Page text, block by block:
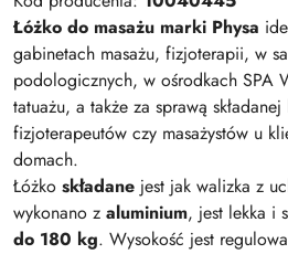
Łóżko do masażu marki Physa
gabinetach masażu, fizjoterapii, w
podologicznych, w ośrodkach SPA
tatuażu, a także za sprawą
fizjoterapeutów czy masażystów u
domach.
Łóżko składane jest jak walizka z
wykonano z aluminium, jest lekka i
do 180 kg. Wysokość jest